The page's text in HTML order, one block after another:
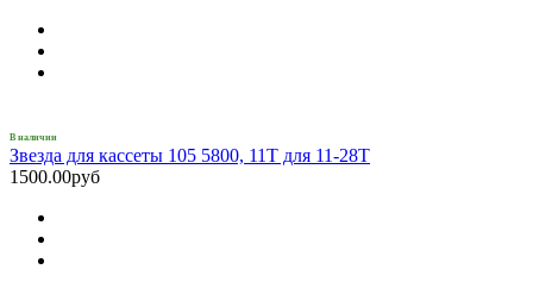
В наличии
Звезда для кассеты 105 5800, 11Т для 11-28Т
1500.00руб